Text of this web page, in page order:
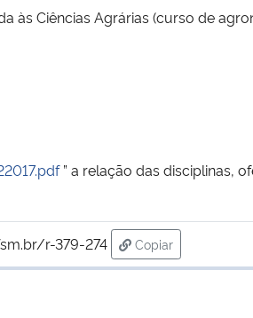
às Ciências Agrárias (curso de
” a relação das disciplinas,
r-379-274
Copiar
para área de